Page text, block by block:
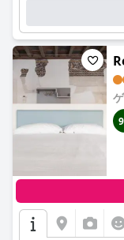
最後に、ベッドは
硬さについての意見
質の高い睡眠体験に
適な環境によって補
要約すると、ホテル
たロケーション、快
スタッフが際立っ
行者にとって、最適